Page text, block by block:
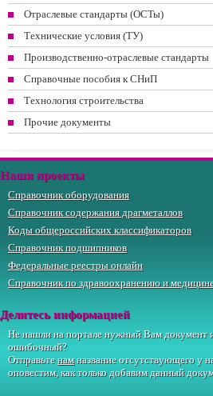
Отраслевые стандарты (ОСТы)
Технические условия (ТУ)
Производственно-отраслевые стандарты
Справочные пособия к СНиП
Технология строительства
Прочие документы
Наши проекты
Справочник оборудования
Справочник содержания драгметаллов
Коды общероссийских классификаторов
Справочник подшипников
Федеральные реестры онлайн
Справочник по здравоохранению и
Делитесь информацией
Не нашли на портале нужный Вам документ
ошибочный?
Отправьтенамназвание отсутствующего у
оповестим, как только добавим данный